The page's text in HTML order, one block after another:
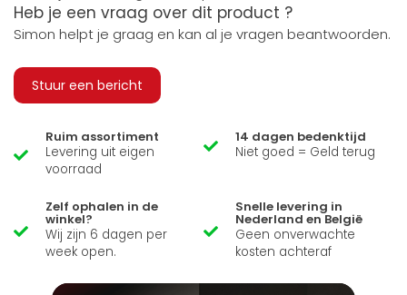
Heb je een vraag over dit product ?
Simon helpt je graag en kan al je vragen beantwoorden.
Stuur een bericht
Ruim assortiment
Levering uit eigen
voorraad
14 dagen bedenktijd
Niet goed = Geld terug
Zelf ophalen in de
winkel?
Wij zijn 6 dagen per
week open.
Snelle levering in
Nederland en België
Geen onverwachte
kosten achteraf